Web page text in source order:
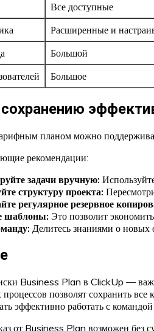
Все доступные
Расширенные и
Большой
Большое
планом можно
рекомендации:
задачи вручную:
структуру проекта:
регулярное резервное
шаблоны: Это позволит
Делитесь знаниями о новых
Business Plan в ClickUp —
процессов позволят сохранить
эффективно работать с
от Business Plan возможен без